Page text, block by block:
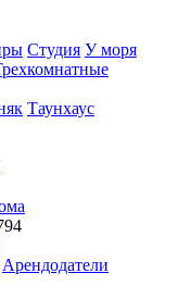
Студия У моря
Таунхаус
Арендодатели